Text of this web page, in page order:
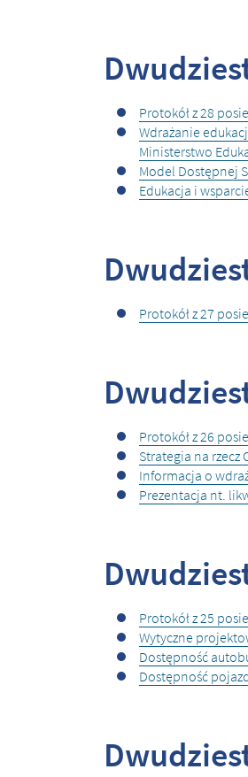
Protokół z 28
Wdrażanie
Ministerstwo
Model Dostępnej
Edukacja i
Protokół z 27
Protokół z 26
Strategia na rzecz
Informacja o
Prezentacja nt.
Protokół z 25
Wytyczne
Dostępność
Dostępność